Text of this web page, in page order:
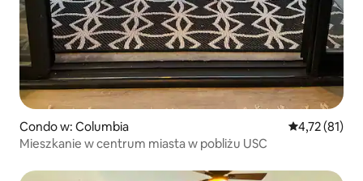
Condo w: Columbia Średnia
4,72 (81)
Mieszkanie w centrum miasta w pobliżu USC